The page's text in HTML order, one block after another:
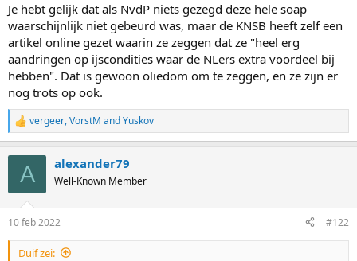
Je hebt gelijk dat als NvdP niets gezegd deze hele soap
waarschijnlijk niet gebeurd was, maar de KNSB heeft zelf een
artikel online gezet waarin ze zeggen dat ze "heel erg
aandringen op ijscondities waar de NLers extra voordeel bij
hebben". Dat is gewoon oliedom om te zeggen, en ze zijn er
nog trots op ook.
R
e
s
:
vergeer,VorstM andYuskov
A alexander79
Well-Known Member
10 feb 2022 #122
Duif zei: